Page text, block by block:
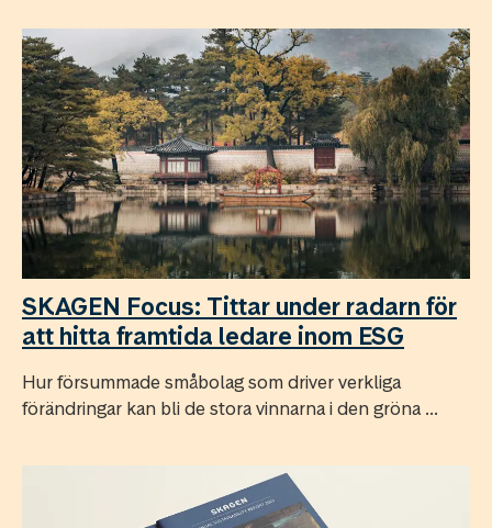
SKAGEN Focus: Tittar under radarn för
att hitta framtida ledare inom ESG
Hur försummade småbolag som driver verkliga
förändringar kan bli de stora vinnarna i den gröna ...